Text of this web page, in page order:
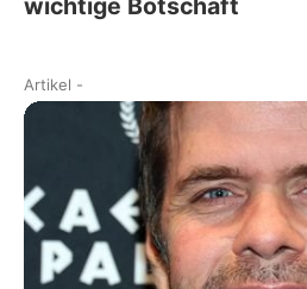
wichtige Botschaft
Artikel -